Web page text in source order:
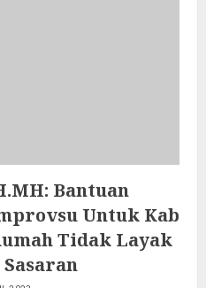
Bantuan
Untuk Kab
Tidak Layak